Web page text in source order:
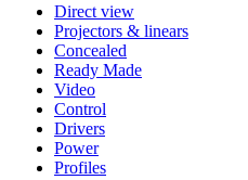
Direct view
Projectors & linears
Concealed
Ready Made
Video
Control
Drivers
Power
Profiles